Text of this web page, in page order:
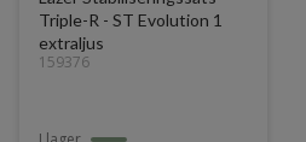
Triple-R - ST Evolution 1
extraljus
159376